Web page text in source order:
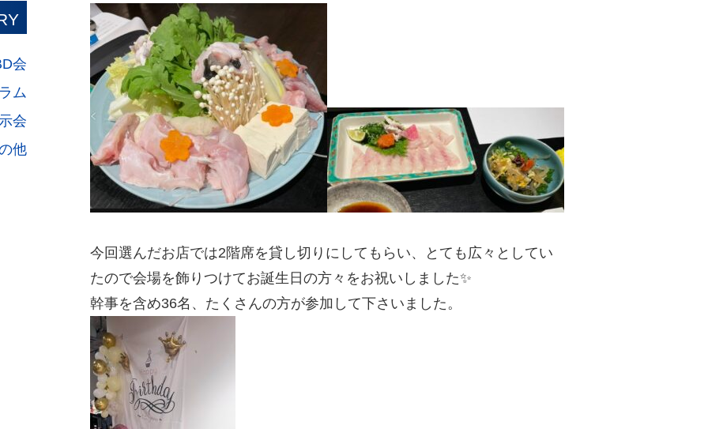
会
ム
会
他
今回選んだお店では2階席を貸し切りにしてもらい、とても広々としてい
たので会場を飾りつけてお誕生日の方々をお祝いしました✨
幹事を含め36名、たくさんの方が参加して下さいました。